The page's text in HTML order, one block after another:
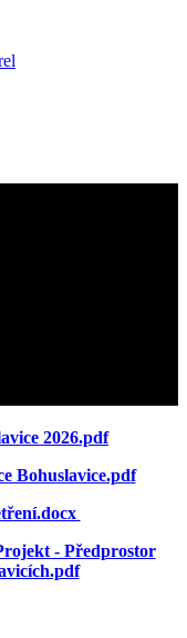
2026.pdf
Bohuslavice.pdf
- Předprostor